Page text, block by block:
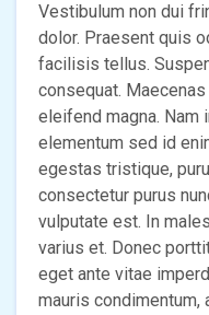
Vestibulum non dui
dolor. Praesent quis
facilisis tellus.
consequat.
eleifend magna. Nam
elementum sed id
egestas tristique,
consectetur purus
vulputate est. In
varius et. Donec
eget ante vitae
mauris condimentum,